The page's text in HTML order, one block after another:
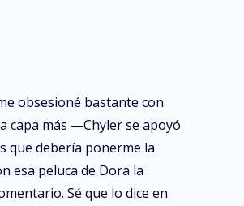
obsesioné bastante con
capa más —Chyler se apoyó
que debería ponerme la
esa peluca de Dora la
Sé que lo dice en